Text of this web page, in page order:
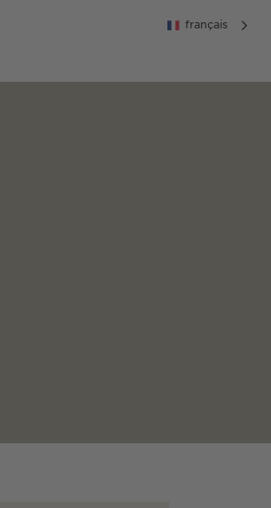
français